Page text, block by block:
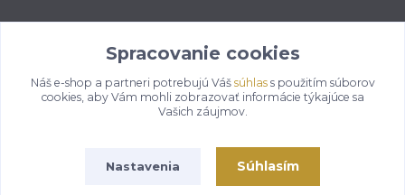
od 8:00 - do 16:00 hod
info@kotlikovesupravy.sk
Spracovanie cookies
Náš e-shop a partneri potrebujú Váš súhlass použitím súborov
cookies, aby Vám mohli zobrazovať informácie týkajúce sa
Vašich záujmov.
Nastavenia Súhlasím